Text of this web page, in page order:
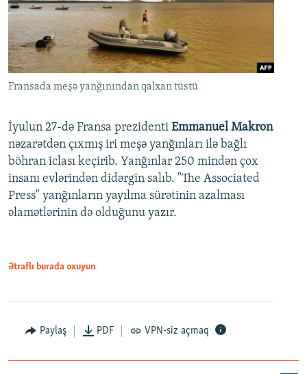
Fransada meşə yanğınından qalxan tüstü
İyulun 27-də Fransa prezidenti Emmanuel Makron
nəzarətdən çıxmış iri meşə yanğınları ilə bağlı
böhran iclası keçirib. Yanğınlar 250 mindən çox
insanı evlərindən didərgin salıb. "The Associated
Press" yanğınların yayılma sürətinin azalması
əlamətlərinin də olduğunu yazır.
Ətraflı burada oxuyun
Paylaş PDF VPN-siz açmaq